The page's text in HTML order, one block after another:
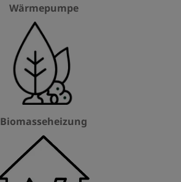
Wärmepumpe
Biomasseheizung